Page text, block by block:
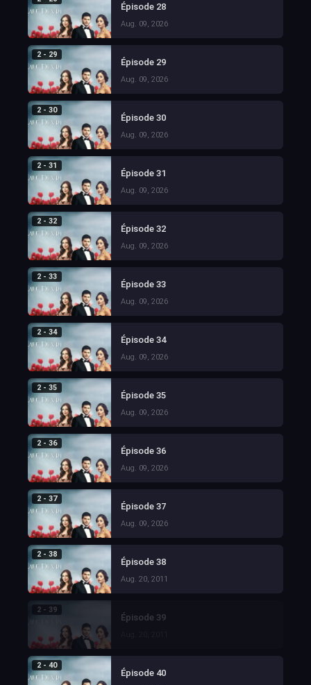
Épisode 28
Aug. 09, 2026
2 - 29
Épisode 29
Aug. 09, 2026
2 - 30
Épisode 30
Aug. 09, 2026
2 - 31
Épisode 31
Aug. 09, 2026
2 - 32
Épisode 32
Aug. 09, 2026
2 - 33
Épisode 33
Aug. 09, 2026
2 - 34
Épisode 34
Aug. 09, 2026
2 - 35
Épisode 35
Aug. 09, 2026
2 - 36
Épisode 36
Aug. 09, 2026
2 - 37
Épisode 37
Aug. 09, 2026
2 - 38
Épisode 38
Aug. 20, 2011
2 - 39
Épisode 39
2 - 40
Épisode 40